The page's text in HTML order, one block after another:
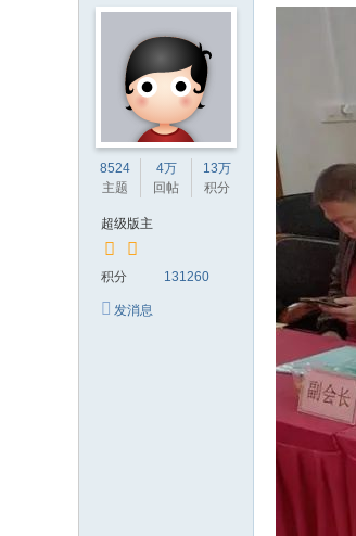
8524
主题
4万
回帖
13万
积分
超级版主
积分 131260
发消息